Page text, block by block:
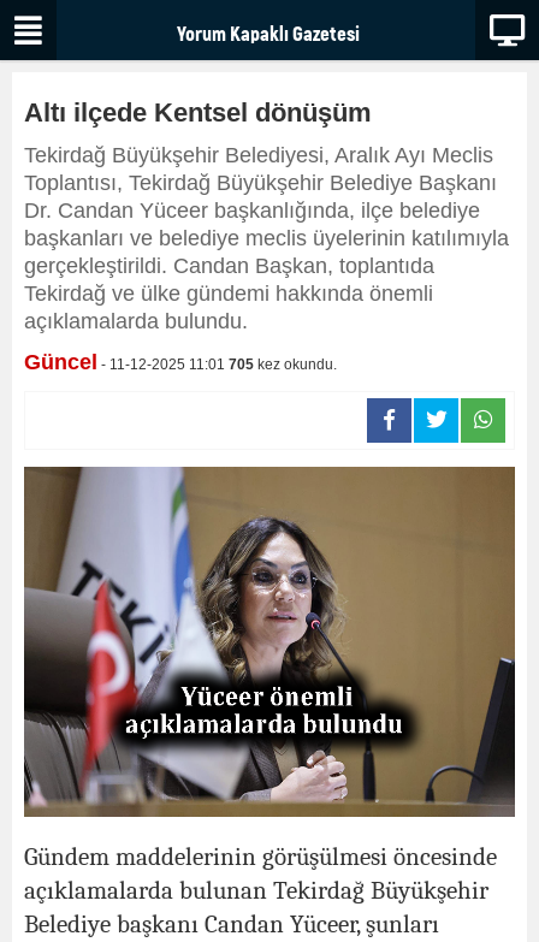
Altı ilçede Kentsel dönüşüm
Tekirdağ Büyükşehir Belediyesi, Aralık Ayı Meclis
Toplantısı, Tekirdağ Büyükşehir Belediye Başkanı
Dr. Candan Yüceer başkanlığında, ilçe belediye
başkanları ve belediye meclis üyelerinin katılımıyla
gerçekleştirildi. Candan Başkan, toplantıda
Tekirdağ ve ülke gündemi hakkında önemli
açıklamalarda bulundu.
Güncel - 11-12-2025 11:01 705 kez okundu.
Gündem maddelerinin görüşülmesi öncesinde
açıklamalarda bulunan Tekirdağ Büyükşehir
Belediye başkanı Candan Yüceer, şunları